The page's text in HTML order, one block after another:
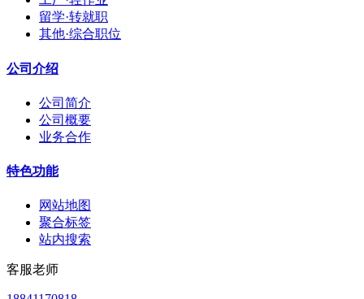
留学·转就职
其他·综合职位
公司介绍
公司简介
公司概要
业务合作
特色功能
网站地图
聚合标签
站内搜索
客服老师